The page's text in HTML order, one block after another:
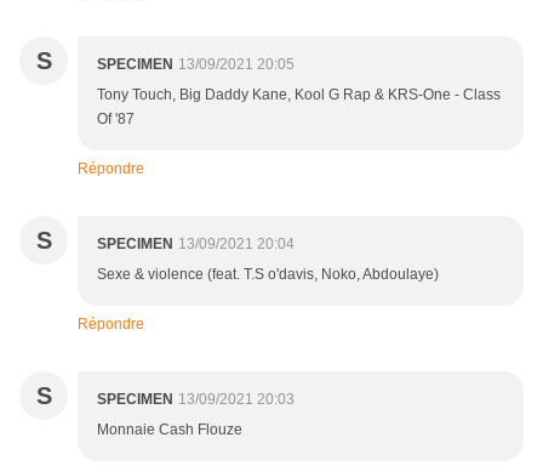
S SPECIMEN 13/09/2021 20:05
Tony Touch, Big Daddy Kane, Kool G Rap & KRS-One - Class
Of '87
Répondre
S SPECIMEN 13/09/2021 20:04
Sexe & violence (feat. T.S o'davis, Noko, Abdoulaye)
Répondre
S SPECIMEN 13/09/2021 20:03
Monnaie Cash Flouze